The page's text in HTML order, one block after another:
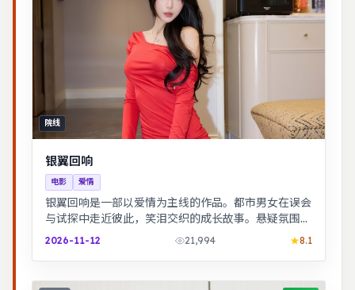
院线
银翼回响
电影 爱情
银翼回响是一部以爱情为主线的作品。都市男女在误会
与试探中走近彼此，笑泪交织的成长故事。悬疑氛围层
层推进，线索拼图式叙事，结局出人意料。
2026-11-12 21,994 8.1